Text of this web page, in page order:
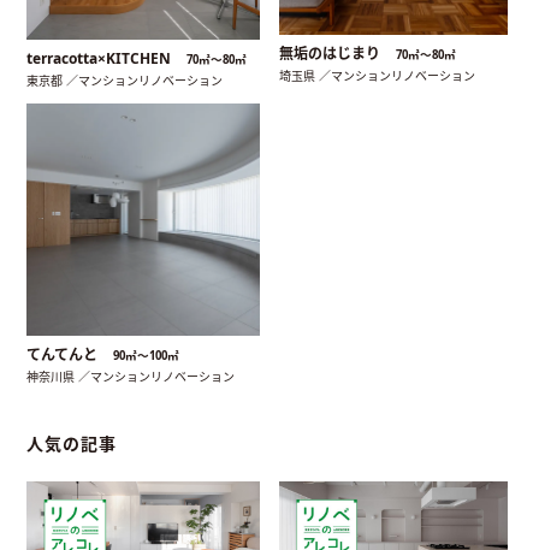
terracotta×KITCHEN 70㎡〜80㎡
東京都 ／マンションリノベーション
無垢のはじまり 70㎡〜80㎡
埼玉県 ／マンションリノベーション
てんてんと 90㎡〜100㎡
神奈川県 ／マンションリノベーション
人気の記事